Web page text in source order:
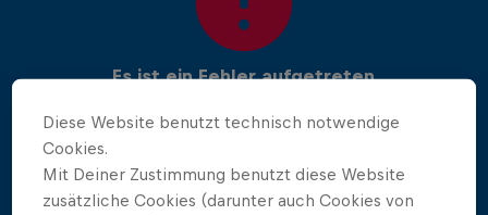
Es ist ein Fehler aufgetreten
Mit Red Bull TV verpasst du keine Sekunde der
Diese Website benutzt technisch notwendige
Cookies.
Mit Deiner Zustimmung benutzt diese Website
zusätzliche Cookies (darunter auch Cookies von